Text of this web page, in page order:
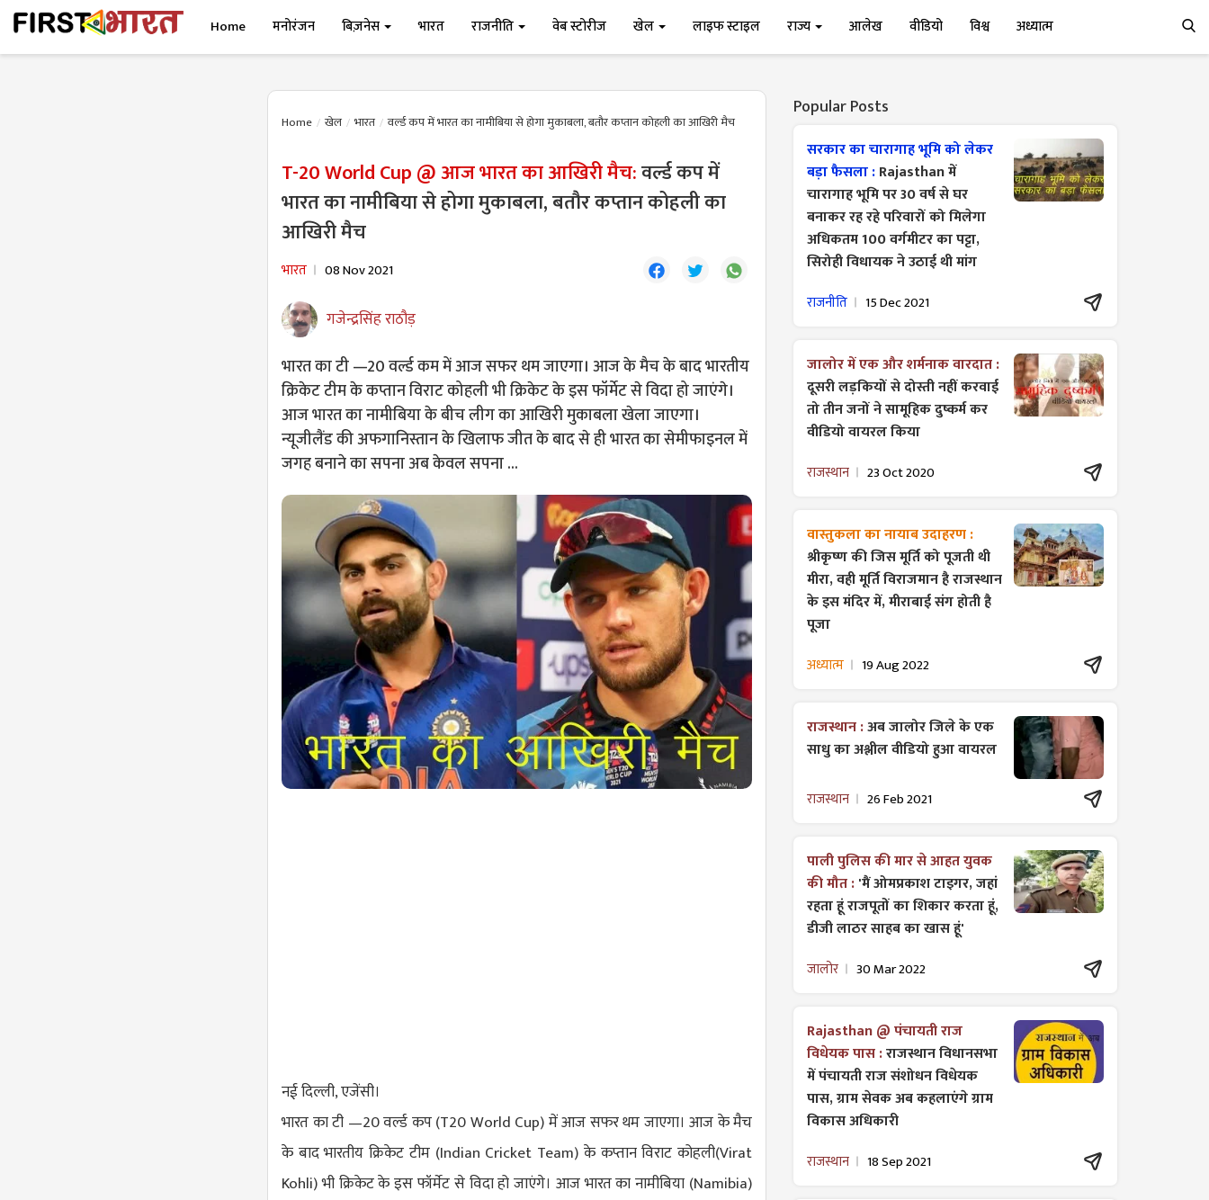
Home मनोरंजन बिज़नेस भारत राजनीति वेब स्टोरीज खेल लाइफ स्टाइल राज्य आलेख वीडियो विश्व अध्यात्म
Home खेल भारत वर्ल्ड कप में भारत का नामीबिया से होगा मुकाबला, बतौर कप्तान कोहली का आखिरी मैच
T-20 World Cup @ आज भारत का आखिरी मैच:वर्ल्ड कप में
भारत का नामीबिया से होगा मुकाबला, बतौर कप्तान कोहली का
आखिरी मैच
भारत 08 Nov 2021
गजेन्द्रसिंह राठौड़
भारत का टी —20 वर्ल्ड कम में आज सफर थम जाएगा। आज के मैच के बाद भारतीय
​क्रिकेट टीम के कप्तान विराट कोहली भी क्रिकेट के इस फॉर्मेट से विदा हो जाएंगे।
आज भारत का नामीबिया के बीच लीग का आखिरी मुकाबला खेला जाएगा।
न्यूजीलैंड की अफगानिस्तान के खिलाफ जीत के बाद से ही भारत का सेमीफाइनल में
जगह बनाने का सपना अब केवल सपना ...
नई​ दिल्ली, एजेंसी।
भारत का टी —20 वर्ल्ड कप (T20 World Cup) में आज सफर थम जाएगा। आज के मैच
के बाद भारतीय ​क्रिकेट टीम (Indian Cricket Team) के कप्तान विराट कोहली(Virat
Kohli) भी क्रिकेट के इस फॉर्मेट से विदा हो जाएंगे। आज भारत का नामीबिया (Namibia)
Popular Posts
सरकार का चारागाह भूमि को लेकर
बड़ा फैसला :Rajasthan में
चारागाह भूमि पर 30 वर्ष से घर
बनाकर रह रहे परिवारों को मिलेगा
अधिकतम 100 वर्गमीटर का पट्टा,
सिरोही विधायक ने उठाई थी मांग
राजनीति 15 Dec 2021
जालोर में एक और शर्मनाक वारदात :
दूसरी लड़कियों से दोस्ती नहीं करवाई
तो तीन जनों ने सामूहिक दुष्कर्म कर
वीडियो वायरल किया
राजस्थान 23 Oct 2020
वास्तुकला का नायाब उदाहरण :
श्रीकृष्ण की जिस मूर्ति को पूजती थी
मीरा, वही मूर्ति विराजमान है राजस्थान
के इस मंदिर में, मीराबाई संग होती है
पूजा
अध्यात्म 19 Aug 2022
राजस्थान :अब जालोर जिले के एक
साधु का अश्लील वीडियो हुआ वायरल
राजस्थान 26 Feb 2021
पाली पुलिस की मार से आहत युवक
की मौत :'मैं ओमप्रकाश टाइगर, जहां
रहता हूं राजपूतों का शिकार करता हूं,
डीजी लाठर साहब का खास हूं'
जालोर 30 Mar 2022
Rajasthan @ पंचायती राज
विधेयक पास :राजस्थान विधानसभा
में पंचायती राज ​संशोधन विधेयक
पास, ग्राम सेवक अब कहलाएंगे ग्राम
विकास अधिकारी
राजस्थान 18 Sep 2021